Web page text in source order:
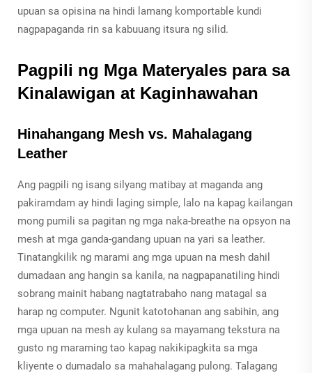
upuan sa opisina na hindi lamang komportable kundi
nagpapaganda rin sa kabuuang itsura ng silid.
Pagpili ng Mga Materyales para sa
Kinalawigan at Kaginhawahan
Hinahangang Mesh vs. Mahalagang
Leather
Ang pagpili ng isang silyang matibay at maganda ang
pakiramdam ay hindi laging simple, lalo na kapag kailangan
mong pumili sa pagitan ng mga naka-breathe na opsyon na
mesh at mga ganda-gandang upuan na yari sa leather.
Tinatangkilik ng marami ang mga upuan na mesh dahil
dumadaan ang hangin sa kanila, na nagpapanatiling hindi
sobrang mainit habang nagtatrabaho nang matagal sa
harap ng computer. Ngunit katotohanan ang sabihin, ang
mga upuan na mesh ay kulang sa mayamang tekstura na
gusto ng maraming tao kapag nakikipagkita sa mga
kliyente o dumadalo sa mahahalagang pulong. Talagang